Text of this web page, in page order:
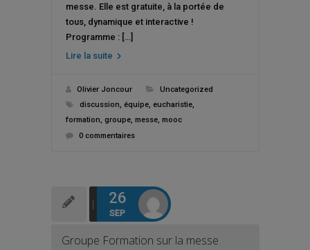
messe. Elle est gratuite, à la portée de
tous, dynamique et interactive !
Programme : […]
Lire la suite
Olivier Joncour
Uncategorized
discussion, équipe, eucharistie,
formation, groupe, messe, mooc
0 commentaires
26
SEP
Groupe Formation sur la messe